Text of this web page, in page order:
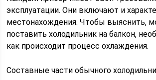
эксплуатации. Они включают и
местонахождения. Чтобы выяснить,
поставить холодильник на балкон,
как происходит процесс охлаждения.
Составные части обычного